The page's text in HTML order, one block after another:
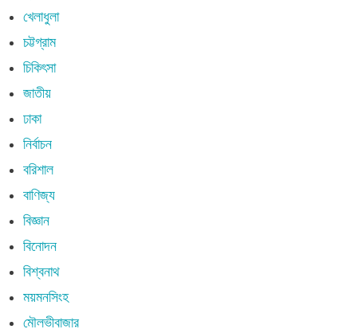
খেলাধুলা
চট্টগ্রাম
চিকিৎসা
জাতীয়
ঢাকা
নির্বাচন
বরিশাল
বাণিজ্য
বিজ্ঞান
বিনোদন
বিশ্বনাথ
ময়মনসিংহ
মৌলভীবাজার